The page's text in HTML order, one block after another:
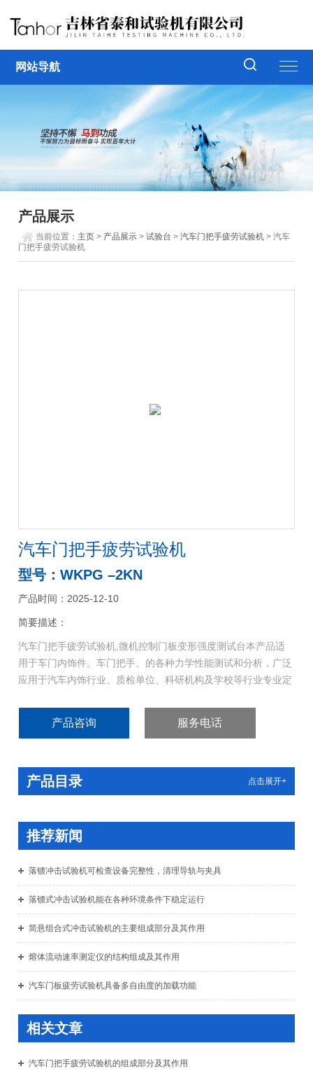
网站导航
产品展示
当前位置： 主页 > 产品展示 >试验台 >汽车门把手疲劳试验机 > 汽车
门把手疲劳试验机
汽车门把手疲劳试验机
型号：WKPG –2KN
产品时间：2025-12-10
简要描述：
汽车门把手疲劳试验机,微机控制门板变形强度测试台本产品适
用于车门内饰件。车门把手、的各种力学性能测试和分析，广泛
应用于汽车内饰行业、质检单位、科研机构及学校等行业专业定
产品咨询 服务电话
产品目录 点击展开+
推荐新闻
落镖冲击试验机可检查设备完整性，清理导轨与夹具
落镖式冲击试验机能在各种环境条件下稳定运行
简悬组合式冲击试验机的主要组成部分及其作用
熔体流动速率测定仪的结构组成及其作用
汽车门板疲劳试验机具备多自由度的加载功能
相关文章
汽车门把手疲劳试验机的组成部分及其作用